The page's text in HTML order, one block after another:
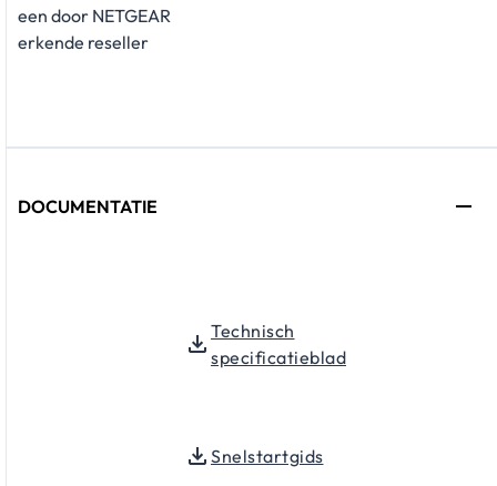
een door NETGEAR
erkende reseller
DOCUMENTATIE
Technisch
specificatieblad
Snelstartgids